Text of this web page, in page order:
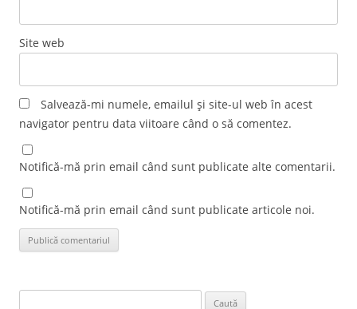
Site web
Salvează-mi numele, emailul și site-ul web în acest
navigator pentru data viitoare când o să comentez.
Notifică-mă prin email când sunt publicate alte comentarii.
Notifică-mă prin email când sunt publicate articole noi.